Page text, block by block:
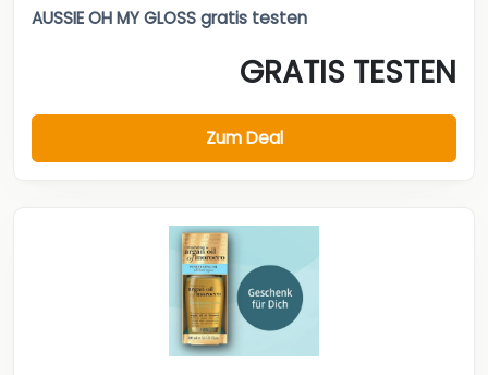
AUSSIE OH MY GLOSS gratis testen
GRATIS TESTEN
Zum Deal